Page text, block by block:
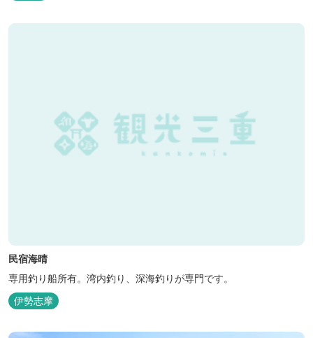
民宿海晴
専用釣り船所有。湾内釣り、深海釣りが専門です。
伊勢志摩